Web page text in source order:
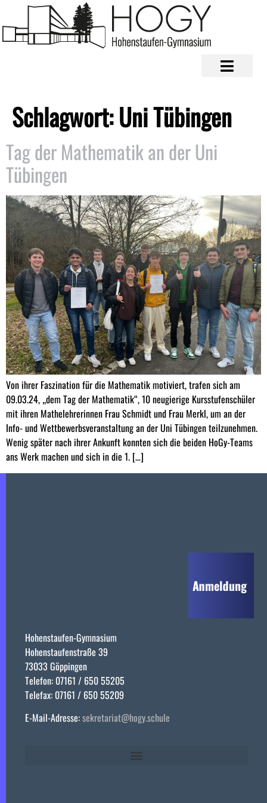
Schlagwort:Uni Tübingen
Tag der Mathematik an der Uni
Tübingen
Von ihrer Faszination für die Mathematik motiviert, trafen sich am
09.03.24, „dem Tag der Mathematik“, 10 neugierige Kursstufenschüler
mit ihren Mathelehrerinnen Frau Schmidt und Frau Merkl, um an der
Info- und Wettbewerbsveranstaltung an der Uni Tübingen teilzunehmen.
Wenig später nach ihrer Ankunft konnten sich die beiden HoGy-Teams
ans Werk machen und sich in die 1. […]
Hohenstaufen-Gymnasium
Hohenstaufenstraße 39
73033 Göppingen
Telefon: 07161 / 650 55205
Telefax: 07161 / 650 55209
E-Mail-Adresse:sekretariat@hogy.schule